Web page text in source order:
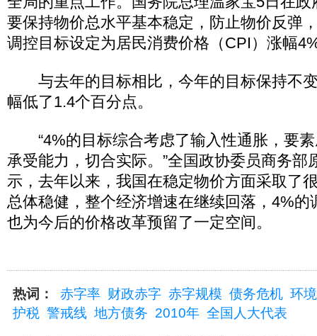
要保持物价总水平基本稳定，防止物价反弹
调控目标设定为居民消费价格（CPI）涨幅
与去年的目标相比，今年的目标保持不
幅低了1.4个百分点。
“4%的目标综合考虑了输入性通胀，要素
承受能力，切合实际。”全国政协委员商务部
示，去年以来，我国在稳定物价方面采取了
总体稳健，整个经济增速在继续回落，4%的
也为今后的价格改革预留了一定空间。
热词： 赤字率 财政赤字 赤字规模 债务危机 环
护税 警戒线 地方债务 2010年 全国人大代表